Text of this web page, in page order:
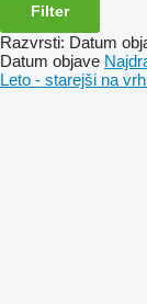
Filter
Razvrsti: Datum
Datum objave
Leto - starejši na